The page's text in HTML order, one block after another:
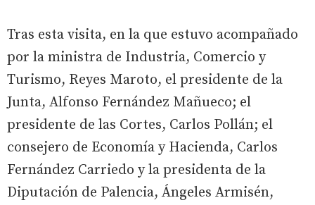
Tras esta visita, en la que estuvo acompañado
por la ministra de Industria, Comercio y
Turismo, Reyes Maroto, el presidente de la
Junta, Alfonso Fernández Mañueco; el
presidente de las Cortes, Carlos Pollán; el
consejero de Economía y Hacienda, Carlos
Fernández Carriedo y la presidenta de la
Diputación de Palencia, Ángeles Armisén,